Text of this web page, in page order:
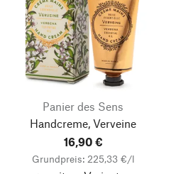
Panier des Sens
Handcreme, Verveine
16,90 €
Grundpreis: 225,33 €/l